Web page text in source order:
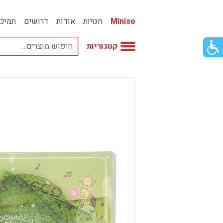
כפתור
לפתיחת
Miniso חנויות אודות דרושים
קטגוריות
בובות
בישום ונרות
בעלי חיים
בקבוקים